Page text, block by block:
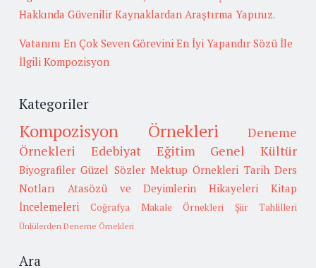
Hakkında Güvenilir Kaynaklardan Araştırma Yapınız.
Vatanını En Çok Seven Görevini En İyi Yapandır Sözü İle
İlgili Kompozisyon
Kategoriler
Kompozisyon Örnekleri
Deneme
Örnekleri
Edebiyat Eğitim Genel Kültür
Biyografiler Güzel Sözler Mektup Örnekleri Tarih Ders
Notları
Atasözü ve Deyimlerin Hikayeleri
Kitap
İncelemeleri
Coğrafya Makale Örnekleri Şiir Tahlilleri
Ünlülerden Deneme Örnekleri
Ara